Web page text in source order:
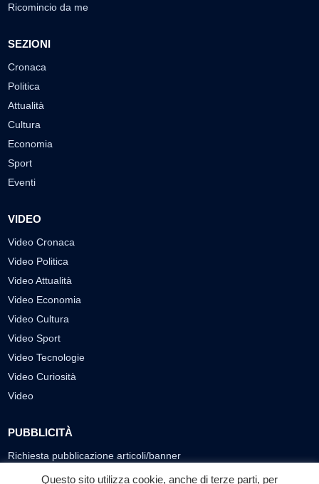
Ricomincio da me
SEZIONI
Cronaca
Politica
Attualità
Cultura
Economia
Sport
Eventi
VIDEO
Video Cronaca
Video Politica
Video Attualità
Video Economia
Video Cultura
Video Sport
Video Tecnologie
Video Curiosità
Video
PUBBLICITÀ
Richiesta pubblicazione articoli/banner
Questo sito utilizza cookie, anche di terze parti, per